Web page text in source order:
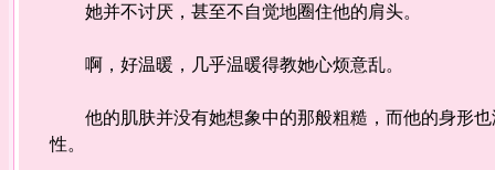
她并不讨厌，甚至不自觉地圈住他的肩头。
啊，好温暖，几乎温暖得教她心烦意乱。
他的肌肤并没有她想象中的那般粗糙，而他的身形也
性。